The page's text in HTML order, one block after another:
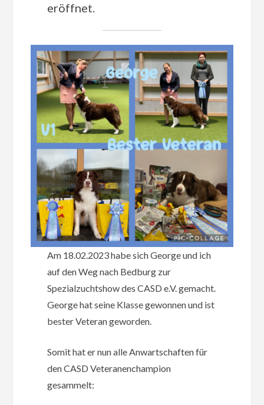
eröffnet.
Am 18.02.2023 habe sich George und ich
auf den Weg nach Bedburg zur
Spezialzuchtshow des CASD e.V. gemacht.
George hat seine Klasse gewonnen und ist
bester Veteran geworden.
Somit hat er nun alle Anwartschaften für
den CASD Veteranenchampion
gesammelt: